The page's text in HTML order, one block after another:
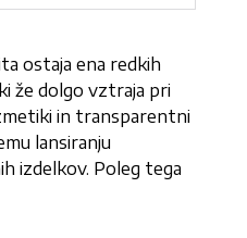
ostaja ena redkih
že dolgo vztraja pri
in transparentni
lansiranju
izdelkov. Poleg tega